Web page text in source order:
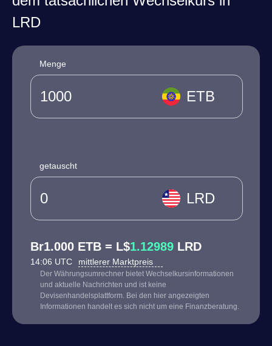
LRD
Menge
ETB
getauscht
LRD
Br1.000 ETB = L$1.12989 LRD
14:06 UTC mittlerer Marktpreis
Der Währungsumrechner bietet Wechselkursinformationen
und aktuelle Nachrichten und ist keine
Devisenhandelsplattform. Bei den hier angezeigten
Informationen handelt es sich nicht um eine Finanzberatung.